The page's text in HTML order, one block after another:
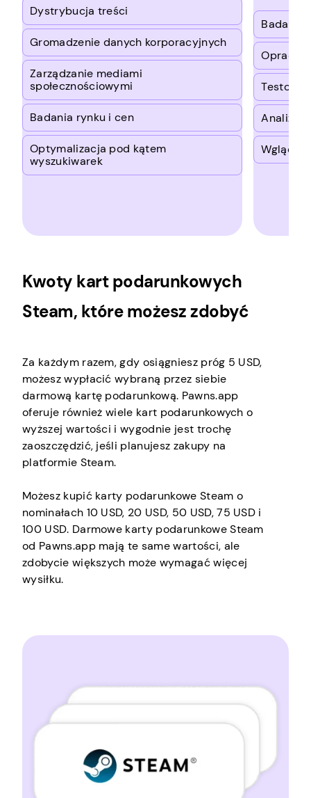
Dystrybucja treści
Gromadzenie danych korporacyjnych
Zarządzanie mediami
społecznościowymi
Badania rynku i cen
Optymalizacja pod kątem
wyszukiwarek
Badania
Analiza
Wgląd w
Kwoty kart podarunkowych
Steam, które możesz zdobyć
Za każdym razem, gdy osiągniesz próg 5 USD,
możesz wypłacić wybraną przez siebie
darmową kartę podarunkową. Pawns.app
oferuje również wiele kart podarunkowych o
wyższej wartości i wygodnie jest trochę
zaoszczędzić, jeśli planujesz zakupy na
platformie Steam.
Możesz kupić karty podarunkowe Steam o
nominałach 10 USD, 20 USD, 50 USD, 75 USD i
100 USD. Darmowe karty podarunkowe Steam
od Pawns.app mają te same wartości, ale
zdobycie większych może wymagać więcej
wysiłku.